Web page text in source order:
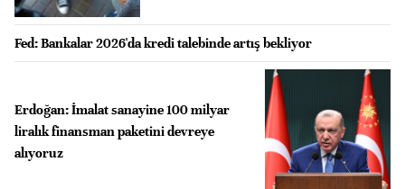
Fed: Bankalar 2026'da kredi talebinde artış bekliyor
Erdoğan: İmalat sanayine 100 milyar
liralık finansman paketini devreye
alıyoruz